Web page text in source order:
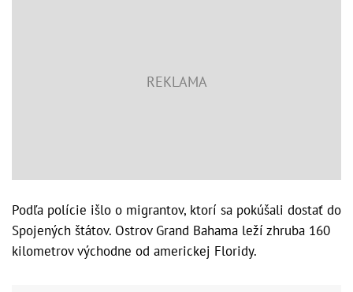
Podľa polície išlo o migrantov, ktorí sa pokúšali dostať do
Spojených štátov. Ostrov Grand Bahama leží zhruba 160
kilometrov východne od americkej Floridy.